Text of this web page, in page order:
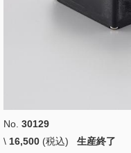
No. 30129
\ 16,500 (税込) 生産終了